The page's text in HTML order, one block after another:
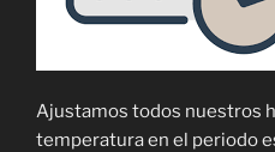
Ajustamos todos nuestros
temperatura en el periodo